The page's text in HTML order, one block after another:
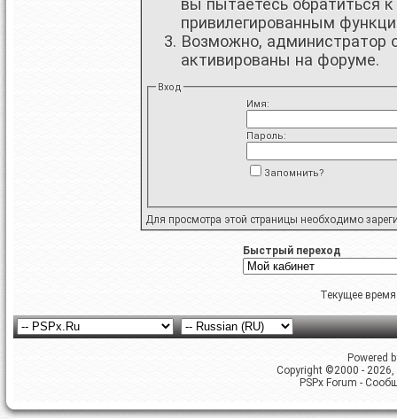
вы пытаетесь обратиться
привилегированным
Возможно, администратор
активированы на форуме.
Вход
Имя:
Пароль:
Запомнить?
Для просмотра этой страницы необходимо
Быстрый переход
Текущее
Powered
Copyright ©2000 -
PSPx Forum -